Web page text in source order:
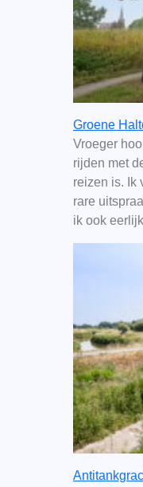
Groene
Vroeger
rijden met
reizen is. Ik
rare
ik ook